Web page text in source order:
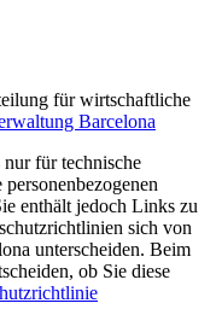
für wirtschaftliche
Barcelona
für technische
enthält jedoch Links zu
sich von
unterscheiden. Beim
ob Sie diese